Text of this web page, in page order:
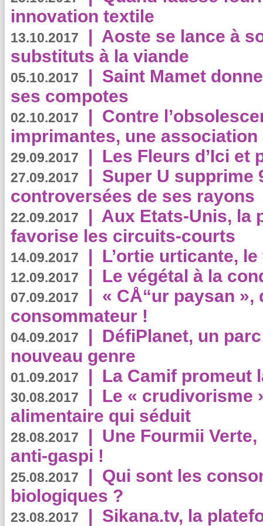
innovation textile
13.10.2017 | Aoste se lance à
substituts à la viande
05.10.2017 | Saint Mamet
ses compotes
02.10.2017 | Contre
imprimantes, une
29.09.2017 | Les Fleurs d’Ici et
27.09.2017 | Super U supprime
controversées de ses rayons
22.09.2017 | Aux Etats-Unis, la
favorise les circuits-courts
14.09.2017 | L’ortie urticante,
12.09.2017 | Le végétal à la
07.09.2017 | « CÅ“ur paysan
consommateur !
04.09.2017 | DéfiPlanet, un
nouveau genre
01.09.2017 | La Camif promeut
30.08.2017 | Le « crudivorisme
alimentaire qui séduit
28.08.2017 | Une Fourmii
anti-gaspi !
25.08.2017 | Qui sont les
biologiques ?
23.08.2017 | Sikana.tv, la